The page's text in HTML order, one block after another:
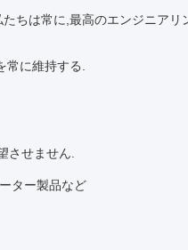
ちは常に,最高のエンジニア
に維持する.
させません.
ター製品など